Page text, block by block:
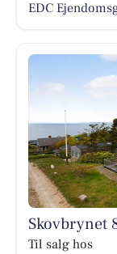
EDC
Skovbrynet
Til salg hos